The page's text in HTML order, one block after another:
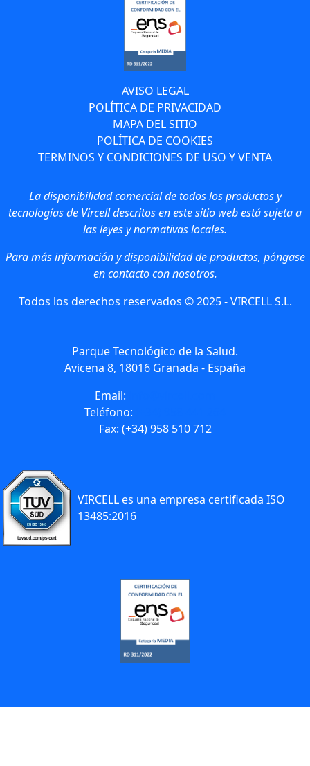
AVISO LEGAL
POLÍTICA DE PRIVACIDAD
MAPA DEL SITIO
POLÍTICA DE COOKIES
TERMINOS Y CONDICIONES DE USO Y VENTA
La disponibilidad comercial de todos los productos y
tecnologías de Vircell descritos en este sitio web está sujeta a
las leyes y normativas locales.
Para más información y disponibilidad de productos, póngase
en contacto con nosotros.
Todos los derechos reservados © 2025 - VIRCELL S.L.
Parque Tecnológico de la Salud.
Avicena 8, 18016 Granada - España
Email:
Teléfono:
Fax: (+34) 958 510 712
VIRCELL es una empresa certificada ISO
13485:2016